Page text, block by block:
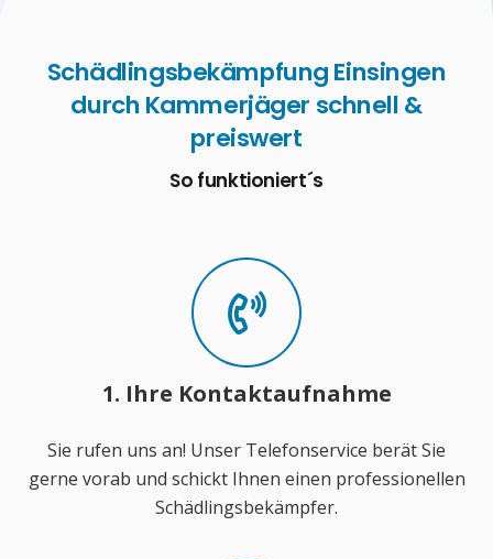
Schädlingsbekämpfung Einsingen
durch Kammerjäger schnell &
preiswert
So funktioniert´s
1. Ihre Kontaktaufnahme
Sie rufen uns an! Unser Telefonservice berät Sie
gerne vorab und schickt Ihnen einen professionellen
Schädlingsbekämpfer.